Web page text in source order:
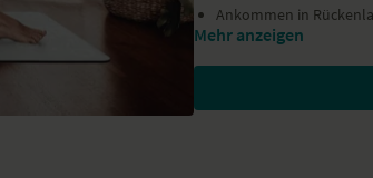
Ankommen in
liegender Twist –
Nadelöhr –
Mehr anzeigen